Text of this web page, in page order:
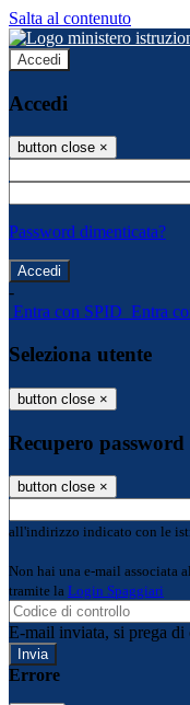
Salta al contenuto
Accedi
Accedi
button close ×
Password dimenticata?
-
Entra con SPID Entra
Seleziona utente
button close ×
Recupero password
button close ×
all'indirizzo indicato con le
Non hai una e-mail associata
tramite la Login Spaggiari
E-mail inviata, si prega di
Errore